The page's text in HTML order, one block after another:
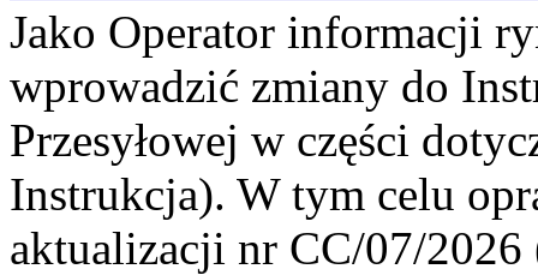
Jako Operator informacji
wprowadzić zmiany do
Przesyłowej w części
Instrukcja). W tym celu
aktualizacji nr CC/07/